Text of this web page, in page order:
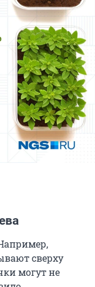
сверху
могут не